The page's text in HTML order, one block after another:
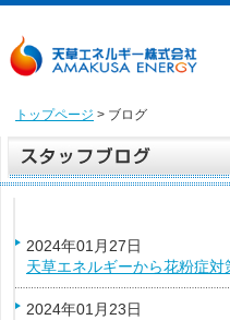
トップページ > ブログ
2024年01月27日
天草エネルギーから花粉症対
2024年01月23日